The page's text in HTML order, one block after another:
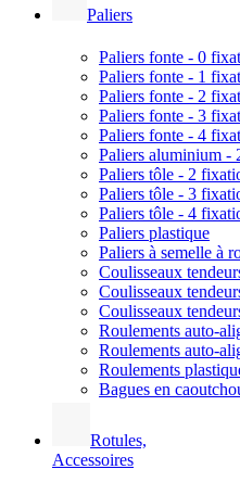
Paliers
Paliers fonte - 0
Paliers fonte - 1
Paliers fonte - 2
Paliers fonte - 3
Paliers fonte - 4
Paliers aluminium -
Paliers tôle - 2
Paliers tôle - 3
Paliers tôle - 4
Paliers plastique
Paliers à semelle à
Coulisseaux
Coulisseaux
Coulisseaux
Roulements auto-
Roulements auto-
Roulements
Bagues en
Rotules,
Accessoires